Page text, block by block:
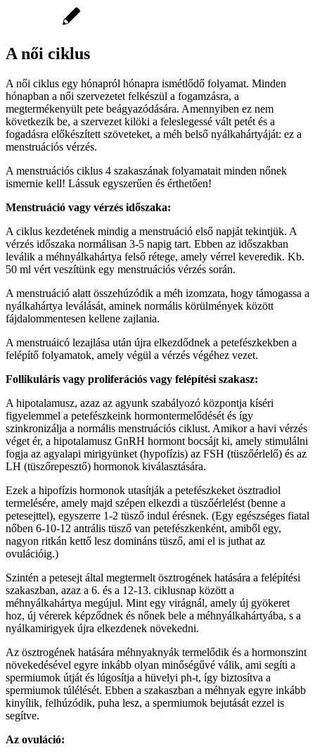
A női ciklus
A női ciklus egy hónapról hónapra ismétlődő folyamat. Minden
hónapban a női szervezetet felkészül a fogamzásra, a
megtermékenyült pete beágyazódására. Amennyiben ez nem
következik be, a szervezet kilöki a feleslegessé vált petét és a
fogadásra előkészített szöveteket, a méh belső nyálkahártyáját: ez a
menstruációs vérzés.
A menstruációs ciklus 4 szakaszának folyamatait minden nőnek
ismernie kell! Lássuk egyszerűen és érthetően!
Menstruáció vagy vérzés időszaka:
A ciklus kezdetének mindig a menstruáció első napját tekintjük. A
vérzés időszaka normálisan 3-5 napig tart. Ebben az időszakban
leválik a méhnyálkahártya felső rétege, amely vérrel keveredik. Kb.
50 ml vért veszítünk egy menstruációs vérzés során.
A menstruáció alatt összehúzódik a méh izomzata, hogy támogassa a
nyálkahártya leválását, aminek normális körülmények között
fájdalommentesen kellene zajlania.
A menstruáicó lezajlása után újra elkezdődnek a petefészkekben a
felépítő folyamatok, amely végül a vérzés végéhez vezet.
Follikuláris vagy proliferációs vagy felépítési szakasz:
A hipotalamusz, azaz az agyunk szabályozó központja kíséri
figyelemmel a petefészkeink hormontermelődését és így
szinkronizálja a normális menstruációs ciklust. Amikor a havi vérzés
véget ér, a hipotalamusz GnRH hormont bocsájt ki, amely stimulálni
fogja az agyalapi mirigyünket (hypofízis) az FSH (tüszőérlelő) és az
LH (tüszőrepesztő) hormonok kiválasztására.
Ezek a hipofízis hormonok utasítják a petefészkeket ösztradiol
termelésére, amely majd szépen elkezdi a tüszőérlelést (benne a
petesejttel), egyszerre 1-2 tüsző indul érésnek. (Egy egészséges fiatal
nőben 6-10-12 antrális tüsző van petefészkenként, amiből egy,
nagyon ritkán kettő lesz domináns tüsző, ami el is juthat az
ovulációig.)
Szintén a petesejt által megtermelt ösztrogének hatására a felépítési
szakaszban, azaz a 6. és a 12-13. ciklusnap között a
méhnyálkahártya megújul. Mint egy virágnál, amely új gyökeret
hoz, új vérerek képződnek és nőnek bele a méhnyálkahártyába, s a
nyálkamirigyek újra elkezdenek növekedni.
Az ösztrogének hatására méhnyaknyák termelődik és a hormonszint
növekedésével egyre inkább olyan minőségűvé válik, ami segíti a
spermiumok útját és lúgosítja a hüvelyi ph-t, így biztosítva a
spermiumok túlélését. Ebben a szakaszban a méhnyak egyre inkább
kinyílik, felhúzódik, puha lesz, a spermiumok bejutását ezzel is
segítve.
Az ovuláció: